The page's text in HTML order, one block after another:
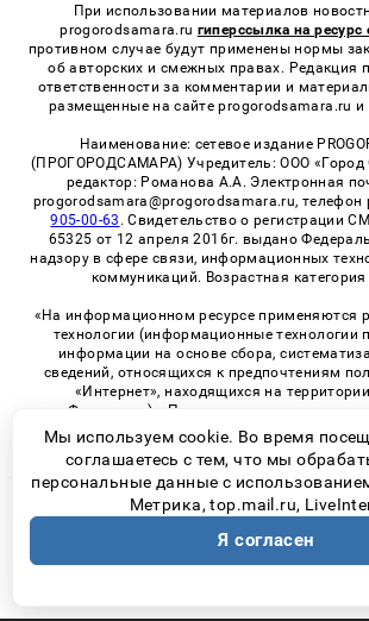
При использовании материалов
progorodsamara.ru гиперссылка на ресурс
противном случае будут применены нормы
об авторских и смежных правах. Редакция
ответственности за комментарии и
размещенные на сайте progorodsamara.ru и
Наименование: сетевое издание
(ПРОГОРОДСАМАРА) Учредитель: ООО «Город
редактор: Романова А.А. Электронная
progorodsamara@progorodsamara.ru, телефон
905-00-63 . Свидетельство о регистрации
65325 от 12 апреля 2016г. выдано
надзору в сфере связи, информационных
коммуникаций. Возрастная
«На информационном ресурсе применяются
технологии (информационные технологии
информации на основе сбора,
сведений, относящихся к предпочтениям
«Интернет», находящихся на
Федерации)». Правила применения
технологий в виджетах рекламно-обменной
© 2026 «ProGorodSamara» | Все права
Возрастная категория сайта
Политика
Мы используем cookie. Во время
соглашаетесь с тем, что мы
персональные данные с
Метрика, top.mail.ru,
Я согласен